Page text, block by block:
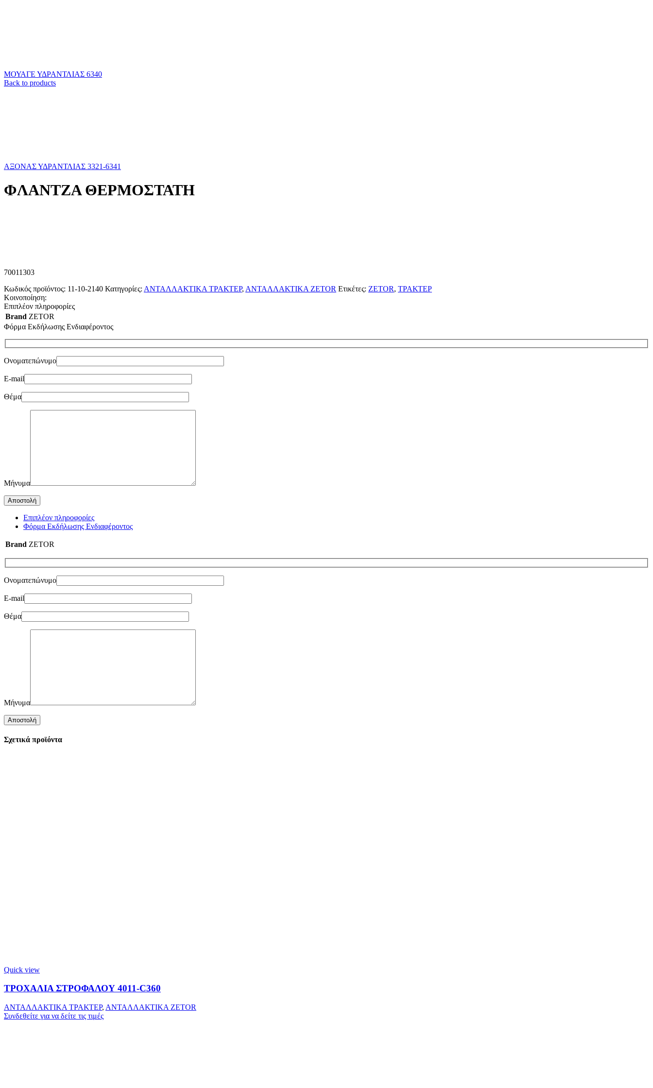
ΜΟΥΑΓΕ ΥΔΡΑΝΤΛΙΑΣ 6340
Back to products
ΑΞΟΝΑΣ ΥΔΡΑΝΤΛΙΑΣ 3321-6341
ΦΛΑΝΤΖΑ ΘΕΡΜΟΣΤΑΤΗ
70011303
Κωδικός προϊόντος: 11-10-2140 Κατηγορίες: ΑΝΤΑΛΛΑΚΤΙΚΑ ΤΡΑΚΤΕΡ, ΑΝΤΑΛΛΑΚΤΙΚΑ ZETOR Ετικέτες: ZETOR, ΤΡΑΚΤΕΡ
Κοινοποίηση:
Επιπλέον πληροφορίες
Brand ZETOR
Φόρμα Εκδήλωσης Ενδιαφέροντος
Ονοματεπώνυμο
E-mail
Θέμα
Μήνυμα
Επιπλέον πληροφορίες
Φόρμα Εκδήλωσης Ενδιαφέροντος
Brand ZETOR
Ονοματεπώνυμο
E-mail
Θέμα
Μήνυμα
Σχετικά προϊόντα
Quick view
ΤΡΟΧΑΛΙΑ ΣΤΡΟΦΑΛΟΥ 4011-C360
ΑΝΤΑΛΛΑΚΤΙΚΑ ΤΡΑΚΤΕΡ, ΑΝΤΑΛΛΑΚΤΙΚΑ ZETOR
Συνδεθείτε για να δείτε τις τιμές